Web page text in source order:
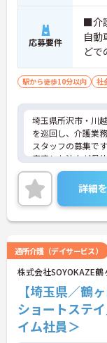
得できることで、
・定年65歳以降
あり、退職金制度
【一人ひとりの個
・時短勤務からフ
テップアップまで
方を選択できます。
・清潔感があれば
おり、自分らしい
す。
応募要件
■介
自動
どで
での
駅から徒歩10分以内 社
埼玉県所沢市・川
を巡回し、介護業
スタッフの募集で
安定した法人が母
ト体制が整ってお
り組める環境です
ービスを提供して
護のプロフェッシ
できます。また、
入アップを目指せ
ッシュ休暇など、
柔軟な働き方が可
リアを築ける環境
★おすすめPOINT★
【多職種連携で相
です】
詳細
通所介護（デイサービス）
株式会社SOYOKAZE
【埼玉県／
ショートステ
イム社員＞